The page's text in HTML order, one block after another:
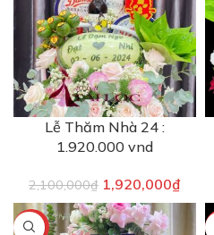
Lễ Thăm Nhà 24 :
1.920.000 vnd
2,100,000₫ 1,920,000₫
-11%